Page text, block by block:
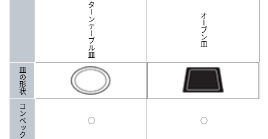
皿の形状
コンベック
ターンテーブル皿
○
オーブン皿
○